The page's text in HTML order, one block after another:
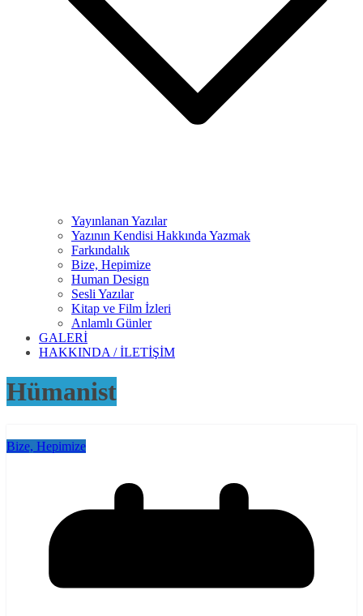
Yayınlanan Yazılar
Yazının Kendisi Hakkında Yazmak
Farkındalık
Bize, Hepimize
Human Design
Sesli Yazılar
Kitap ve Film İzleri
Anlamlı Günler
GALERİ
HAKKINDA / İLETİŞİM
Hümanist
Bize, Hepimize